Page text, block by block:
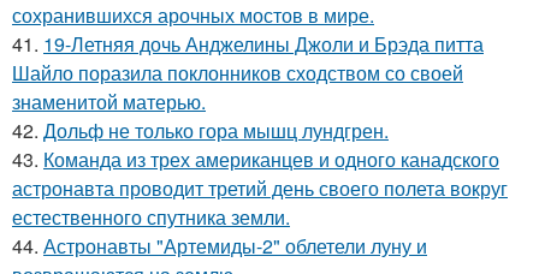
сохранившихся арочных мостов в мире.
41. 19-Летняя дочь Анджелины Джоли и Брэда питта
Шайло поразила поклонников сходством со своей
знаменитой матерью.
42. Дольф не только гора мышц лундгрен.
43. Команда из трех американцев и одного канадского
астронавта проводит третий день своего полета вокруг
естественного спутника земли.
44. Астронавты "Артемиды-2" облетели луну и